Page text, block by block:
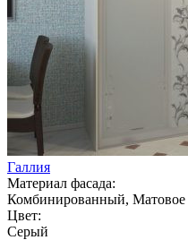
Галлия
Материал фасада:
Комбинированный, Матовое
Цвет:
Серый